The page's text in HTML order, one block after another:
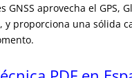
aprovecha el GPS,
proporciona una sólida